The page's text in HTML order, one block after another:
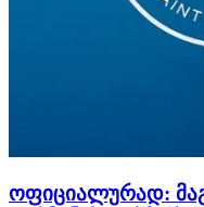
ოფიციალურად: